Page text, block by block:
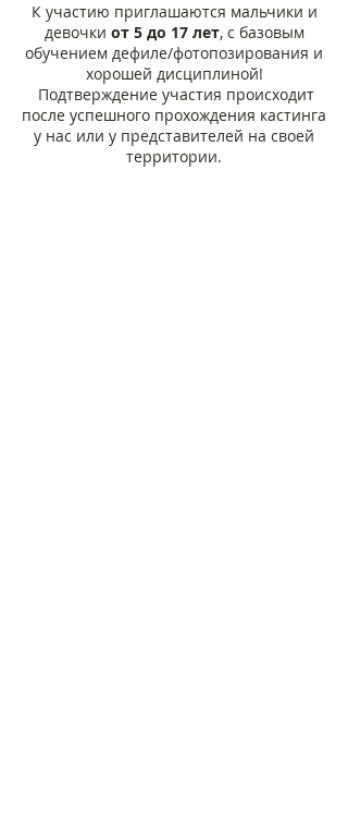
К участию приглашаются мальчики и
девочки от 5 до 17 лет, с базовым
обучением дефиле/фотопозирования и
хорошей дисциплиной!
Подтверждение участия происходит
после успешного прохождения кастинга
у нас или у представителей на своей
территории.